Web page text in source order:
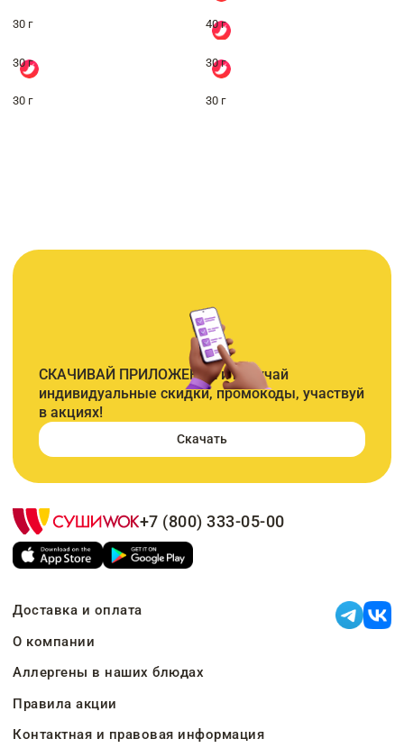
30 г 40 г
30 г 30 г
30 г 30 г
СКАЧИВАЙ ПРИЛОЖЕНИЕ и получай
индивидуальные скидки, промокоды, участвуй
в акциях!
Скачать
+7 (800) 333-05-00
Доставка и оплата
О компании
Аллергены в наших блюдах
Правила акции
Контактная и правовая информация